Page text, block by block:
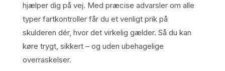
hjælper dig på vej. Med præcise advarsler om alle
typer fartkontroller får du et venligt prik på
skulderen dér, hvor det virkelig gælder. Så du kan
køre trygt, sikkert – og uden ubehagelige
overraskelser.